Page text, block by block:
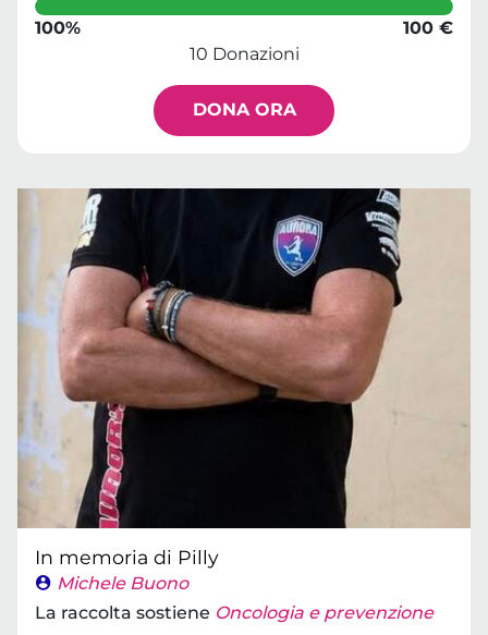
100%
100 €
10 Donazioni
DONA ORA
In memoria di Pilly
Michele Buono
La raccolta sostiene Oncologia e prevenzione